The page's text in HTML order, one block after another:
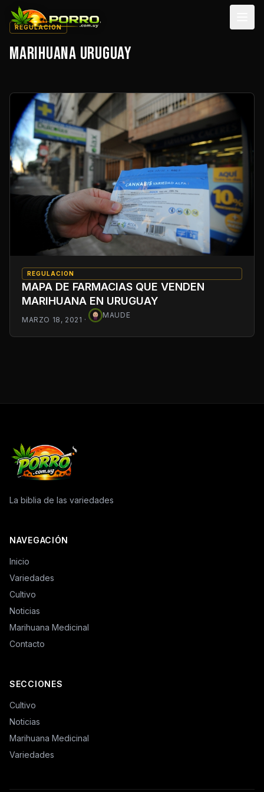
REGULACION
MARIHUANA URUGUAY
REGULACION
MAPA DE FARMACIAS QUE VENDEN
MARIHUANA EN URUGUAY
MARZO 18, 2021 ·
MAUDE
La biblia de las variedades
NAVEGACIÓN
Inicio
Variedades
Cultivo
Noticias
Marihuana Medicinal
Contacto
SECCIONES
Cultivo
Noticias
Marihuana Medicinal
Variedades